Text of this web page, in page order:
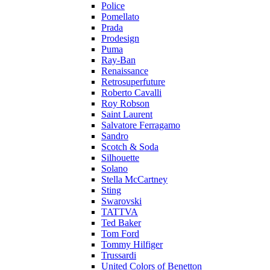
Police
Pomellato
Prada
Prodesign
Puma
Ray-Ban
Renaissance
Retrosuperfuture
Roberto Cavalli
Roy Robson
Saint Laurent
Salvatore Ferragamo
Sandro
Scotch & Soda
Silhouette
Solano
Stella McCartney
Sting
Swarovski
TATTVA
Ted Baker
Tom Ford
Tommy Hilfiger
Trussardi
United Colors of Benetton